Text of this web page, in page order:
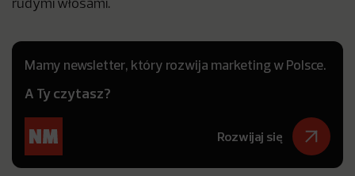
rudymi włosami.
Mamy newsletter, który rozwija marketing w Polsce.
A Ty czytasz?
Rozwijaj się